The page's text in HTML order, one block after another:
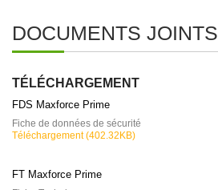
DOCUMENTS JOINTS
TÉLÉCHARGEMENT
FDS Maxforce Prime
Fiche de données de sécurité
Téléchargement (402.32KB)
FT Maxforce Prime